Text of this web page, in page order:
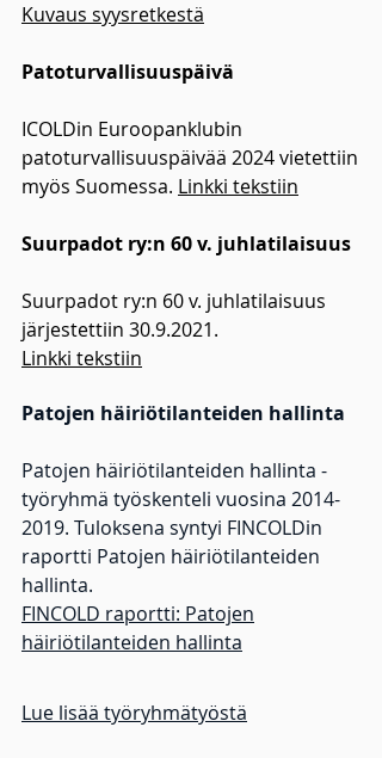
Kuvaus syysretkestä
Patoturvallisuuspäivä
ICOLDin Euroopanklubin
patoturvallisuuspäivää 2024 vietettiin
myös Suomessa. Linkki tekstiin
Suurpadot ry:n 60 v. juhlatilaisuus
Suurpadot ry:n 60 v. juhlatilaisuus
järjestettiin 30.9.2021.
Linkki tekstiin
Patojen häiriötilanteiden hallinta
Patojen häiriötilanteiden hallinta -
työryhmä työskenteli vuosina 2014-
2019. Tuloksena syntyi FINCOLDin
raportti Patojen häiriötilanteiden
hallinta.
FINCOLD raportti: Patojen
häiriötilanteiden hallinta
Lue lisää työryhmätyöstä